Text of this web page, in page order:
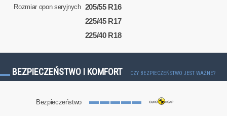
Rozmiar opon seryjnych 205/55 R16
225/45 R17
225/40 R18
BEZPIECZEŃSTWO I KOMFORT CZY BEZPIECZEŃSTWO JEST WAŻNE?
Bezpieczeństwo